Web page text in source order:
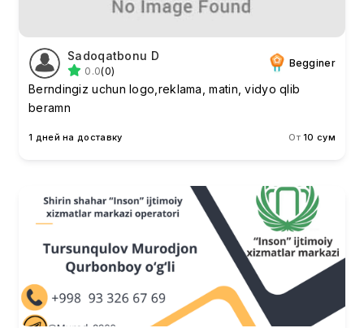
Sadoqatbonu D
0.0(0)
Begginer
Berndingiz uchun logo,reklama, matin, vidyo qlib
beramn
1 дней на доставку От10 сум